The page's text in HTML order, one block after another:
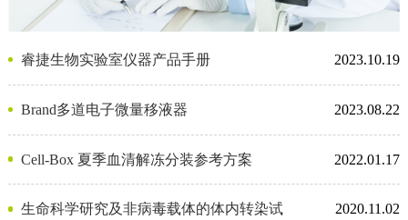
睿捷生物实验室仪器产品手册 2023.10.19
Brand多道电子微量移液器 2023.08.22
Cell-Box 夏季血清解冻分装参考方案 2022.01.17
生命科学研究及非病毒载体的体内转染试 2020.11.02